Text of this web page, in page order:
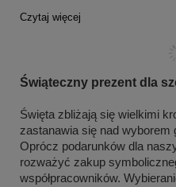
Czytaj więcej
Świąteczny prezent dla
Święta zbliżają się wielkimi
zastanawia się nad wyborem
Oprócz podarunków dla
rozważyć zakup
współpracowników.